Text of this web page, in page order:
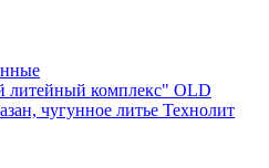
литейный комплекс" OLD
чугунное литье Технолит